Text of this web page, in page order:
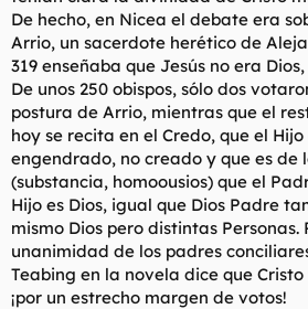
De hecho, en Nicea el debate era
Arrio, un sacerdote herético de
319 enseñaba que Jesús no era
De unos 250 obispos, sólo dos
postura de Arrio, mientras que el
hoy se recita en el Credo, que el
engendrado, no creado y que es de
(substancia, homoousios) que el
Hijo es Dios, igual que Dios Padre
mismo Dios pero distintas Personas.
unanimidad de los padres
Teabing en la novela dice que
¡por un estrecho margen de votos!